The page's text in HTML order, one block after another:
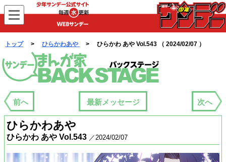
WEBサンデー
トップ> ひらかわあや > ひらかわ あや Vol.543 （ 2024/02/07 ）
まんが家バックステージ
前へ 最新メッセージ 次へ
ひらかわあや
ひらかわ あや Vol.543 ／2024/02/07